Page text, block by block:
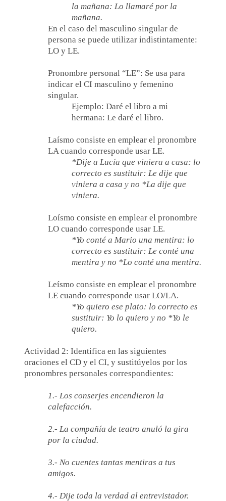
la mañana: Lo llamaré por la
mañana.
En el caso del masculino singular de
persona se puede utilizar indistintamente:
LO y LE.
Pronombre personal “LE”: Se usa para
indicar el CI masculino y femenino
singular.
Ejemplo: Daré el libro a mi
hermana: Le daré el libro.
Laísmo consiste en emplear el pronombre
LA cuando corresponde usar LE.
*Dije a Lucía que viniera a casa: lo
correcto es sustituir: Le dije que
viniera a casa y no *La dije que
viniera.
Loísmo consiste en emplear el pronombre
LO cuando corresponde usar LE.
*Yo conté a Mario una mentira: lo
correcto es sustituir: Le conté una
mentira y no *Lo conté una mentira.
Leísmo consiste en emplear el pronombre
LE cuando corresponde usar LO/LA.
*Yo quiero ese plato: lo correcto es
sustituir: Yo lo quiero y no *Yo le
quiero.
Actividad 2: Identifica en las siguientes
oraciones el CD y el CI, y sustitúyelos por los
pronombres personales correspondientes:
1.- Los conserjes encendieron la
calefacción.
2.- La compañía de teatro anuló la gira
por la ciudad.
3.- No cuentes tantas mentiras a tus
amigos.
4.- Dije toda la verdad al entrevistador.